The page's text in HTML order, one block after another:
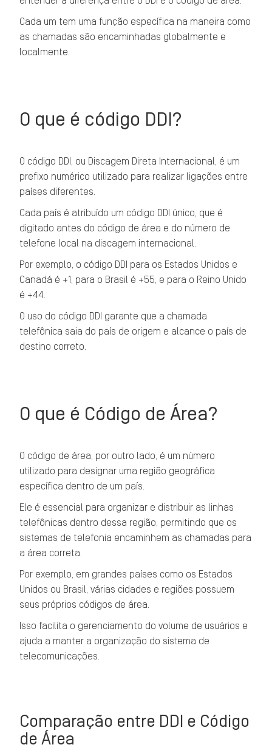
Cada um tem uma função específica na maneira como
as chamadas são encaminhadas globalmente e
localmente.
O que é código DDI?
O código DDI, ou Discagem Direta Internacional, é um
prefixo numérico utilizado para realizar ligações entre
países diferentes.
Cada país é atribuído um código DDI único, que é
digitado antes do código de área e do número de
telefone local na discagem internacional.
Por exemplo, o código DDI para os Estados Unidos e
Canadá é +1, para o Brasil é +55, e para o Reino Unido
é +44.
O uso do código DDI garante que a chamada
telefônica saia do país de origem e alcance o país de
destino correto.
O que é Código de Área?
O código de área, por outro lado, é um número
utilizado para designar uma região geográfica
específica dentro de um país.
Ele é essencial para organizar e distribuir as linhas
telefônicas dentro dessa região, permitindo que os
sistemas de telefonia encaminhem as chamadas para
a área correta.
Por exemplo, em grandes países como os Estados
Unidos ou Brasil, várias cidades e regiões possuem
seus próprios códigos de área.
Isso facilita o gerenciamento do volume de usuários e
ajuda a manter a organização do sistema de
telecomunicações.
Comparação entre DDI e Código
de Área